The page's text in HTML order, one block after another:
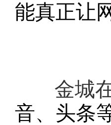
能真正让
金城
音、头条